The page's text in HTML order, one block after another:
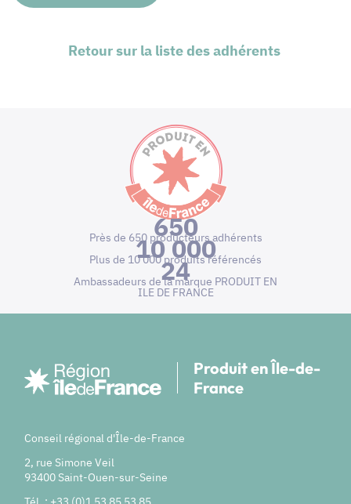
Retour sur la liste des adhérents
650
Près de 650 producteurs adhérents
10 000
Plus de 10 000 produits référencés
24
Ambassadeurs de la marque PRODUIT EN
ILE DE FRANCE
Produit en Île-de-
France
Conseil régional d'Île-de-France
2, rue Simone Veil
93400 Saint-Ouen-sur-Seine